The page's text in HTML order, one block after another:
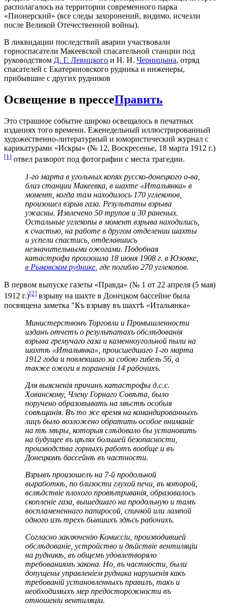
располагалось на территории современного парка
«Пионерский» (все следы захоронений, видимо, исчезли
после Великой Отечественной войны).
В ликвидации последствий аварии участвовали
горноспасатели Макеевской спасательной станции под
руководством Д. Г. Левицкого и Н. Н. Черницына, отряд
спасателей с Екатериновского рудника и инженеры,
прибывшие с других рудников
Освещение в прессеПравить
Это страшное событие широко освещалось в печатных
изданиях того времени. Еженедельный иллюстрированный
художественно-литературный и юмористический журнал с
карикатурами «Искры» (№ 12, Воскресенье, 18 марта 1912 г.)
[1] отвел разворот под фотографии с места трагедии.
1-го марта в угольных копях русско-донецкого о-ва,
близ станции Макеевка, в шахте «Итальянка» в
момент, когда там находилось 170 углекопов,
произошел взрыв газа. Результаты взрыва
ужасны. Извлечено 50 трупов и 30 раненых.
Остальные углекопы в момент взрыва находились,
к счастью, на работе в другом отделении шахты
и успели спастись, отделавшись
незначительными ожогами. Подобная
катастрофа произошла 18 июня 1908 г. в Юзовке,
в Рыковском руднике, где погибло 270 углекопов.
В первом выпуске газеты «Правда» (№ 1 от 22 апреля (5 мая)
1912 г.)[2] взрыву на шахте в Донецком бассейне была
посвящена заметка "Къ взрыву въ шахтѣ «Итальянка»
Министерствомъ Торговли и Промышленности
изданъ отчетъ о результатахъ обслѣдованія
взрыва гремучаго газа и каменноугольной пыли на
шахтѣ «Итальянка», происшедшаго 1-го марта
1912 года и повлекшаго за собою гибель 56, а
также ожоги в пораненія 14 рабочихъ.
Для выясненія причинъ катастрофы д.с.с.
Хованскому, Члену Горнаго Совѣта, было
поручено образовывать на мѣстѣ особыя
совѣщанія. Въ то же время на командированныхъ
лицъ было возложено обратить особое вниманіе
на тѣ мѣры, которыя слѣдовало бы установить
на будущее въ цѣлях большей безопасности,
производства горныхъ работъ вообще и въ
Донецкомъ бассейнѣ въ частности.
Взрывъ произошелъ на 7-й продольной
выработкѣ, по близости глухой печи, въ которой,
вслѣдствіе плохого провѣтриванія, образовалось
скопленіе газа, вышедшаго на продольную и тамъ
воспламененнаго папиросой, спичкой или лампой
одного изъ трехъ бывшихъ здѣсь рабочихъ.
Согласно заключенію Комиссіи, производившей
обслѣдованіе, устройство и дѣйствіе вентиляціи
на рудникѣ, въ общемъ удовлетворяло
требованиямъ закона. Но, въ частности, были
допущены управленіем рудника нарушенія какъ
требованій установленныхъ правилъ, такъ и
необходимыхъ мер предосторожности въ
отношеніи вентиляціи.